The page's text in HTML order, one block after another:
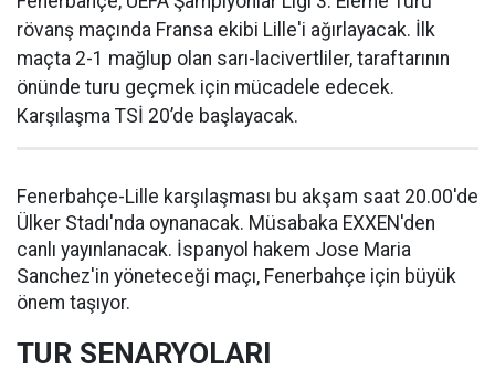
rövanş maçında Fransa ekibi Lille'i ağırlayacak. İlk
maçta 2-1 mağlup olan sarı-lacivertliler, taraftarının
önünde turu geçmek için mücadele edecek.
Karşılaşma TSİ 20’de başlayacak.
Fenerbahçe-Lille karşılaşması bu akşam saat 20.00'de
Ülker Stadı'nda oynanacak. Müsabaka EXXEN'den
canlı yayınlanacak. İspanyol hakem Jose Maria
Sanchez'in yöneteceği maçı, Fenerbahçe için büyük
önem taşıyor.
TUR SENARYOLARI